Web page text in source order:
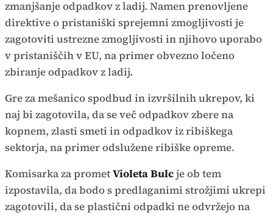
zmanjšanje odpadkov z ladij. Namen prenovljene
direktive o pristaniški sprejemni zmogljivosti je
zagotoviti ustrezne zmogljivosti in njihovo uporabo
v pristaniščih v EU, na primer obvezno ločeno
zbiranje odpadkov z ladij.
Gre za mešanico spodbud in izvršilnih ukrepov, ki
naj bi zagotovila, da se več odpadkov zbere na
kopnem, zlasti smeti in odpadkov iz ribiškega
sektorja, na primer odslužene ribiške opreme.
Komisarka za prometVioleta Bulcje ob tem
izpostavila, da bodo s predlaganimi strožjimi ukrepi
zagotovili, da se plastični odpadki ne odvržejo na